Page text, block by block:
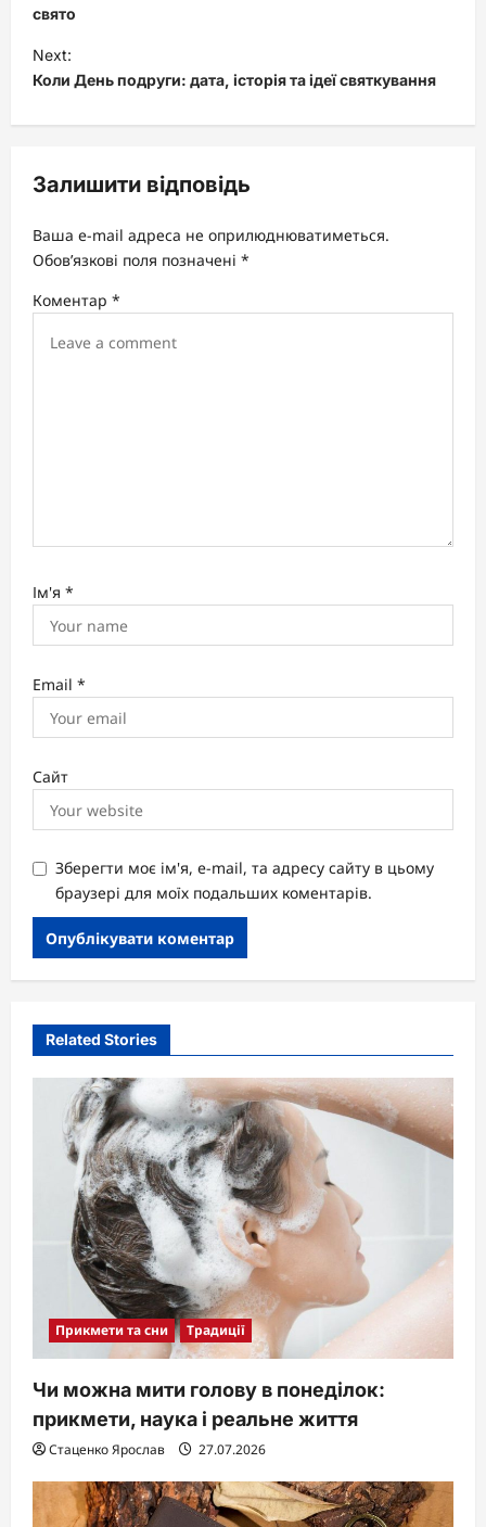
s
t
n
a
i
a
i
свято
Next:
Коли День подруги: дата, історія та ідеї святкування
Залишити відповідь
Ваша e-mail адреса не оприлюднюватиметься.
Обов’язкові поля позначені *
Коментар *
Ім'я *
Email *
Сайт
Зберегти моє ім'я, e-mail, та адресу сайту в цьому
браузері для моїх подальших коментарів.
Related Stories
Прикмети та сни Традиції
Чи можна мити голову в понеділок:
прикмети, наука і реальне життя
Стаценко Ярослав 27.07.2026